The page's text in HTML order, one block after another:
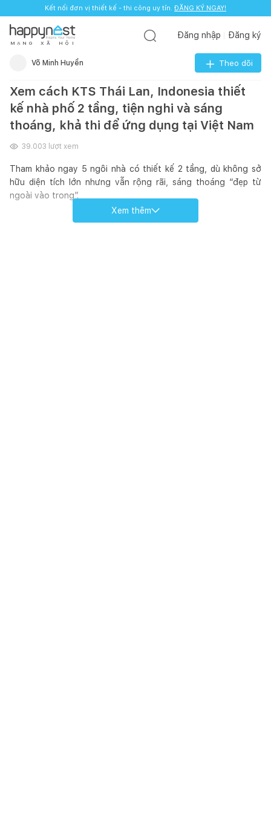
Kết nối đơn vị thiết kế - thi công uy tín. ĐĂNG KÝ NGAY!
M Ạ N G X Ã H Ộ I
Đăng nhập Đăng ký
Võ Minh Huyền Theo dõi
Xem cách KTS Thái Lan, Indonesia thiết
kế nhà phố 2 tầng, tiện nghi và sáng
thoáng, khả thi để ứng dụng tại Việt Nam
39.003 lượt xem
Tham khảo ngay 5 ngôi nhà có thiết kế 2 tầng, dù không sở
hữu diện tích lớn nhưng vẫn rộng rãi, sáng thoáng “đẹp từ
ngoài vào trong”.
Xem thêm